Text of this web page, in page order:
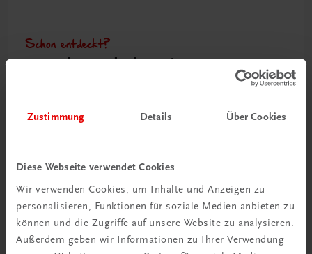
Zustimmung Details Über Cookies
Diese Webseite verwendet Cookies
Wir verwenden Cookies, um Inhalte und Anzeigen zu
personalisieren, Funktionen für soziale Medien anbieten zu
können und die Zugriffe auf unsere Website zu analysieren.
Außerdem geben wir Informationen zu Ihrer Verwendung
Schon entdeckt?
Ratgeber Schulpraxis